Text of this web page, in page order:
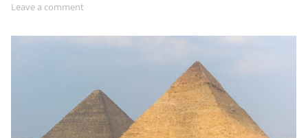
Leave a comment